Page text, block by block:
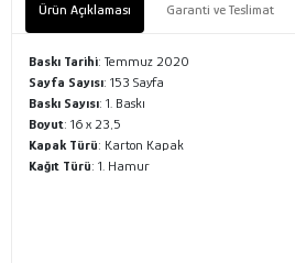
Ürün Açıklaması Garanti ve Teslimat
Baskı Tarihi: Temmuz 2020
Sayfa Sayısı: 153 Sayfa
Baskı Sayısı: 1. Baskı
Boyut: 16 x 23,5
Kapak Türü: Karton Kapak
Kağıt Türü: 1. Hamur